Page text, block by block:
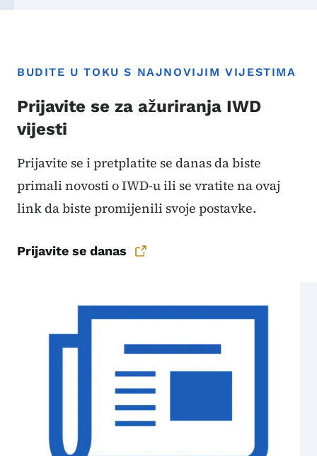
BUDITE U TOKU S NAJNOVIJIM VIJESTIMA
Prijavite se za ažuriranja IWD
vijesti
Prijavite se i pretplatite se danas da biste
primali novosti o IWD-u ili se vratite na ovaj
link da biste promijenili svoje postavke.
Prijavite se danas